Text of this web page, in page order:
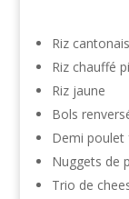
Riz
Riz chauffé
Riz jaune
Bols
Demi
Nuggets de
Trio de